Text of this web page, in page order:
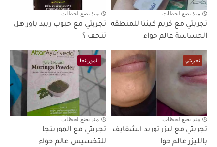
منذ بضع لحظات
تجربتي مع كريم كينتا للمنطقه
الحساسة عالم حواء
منذ بضع لحظات
تجربتي مع حبوب ربيد باور هل
تنحف ؟
تجربتي
منذ بضع لحظات
تجربتي مع ليزر توريد الشفايف
بالليزر عالم حوا
المورينجا
منذ بضع لحظات
تجربتي مع المورينجا
للتخسيس عالم حواء